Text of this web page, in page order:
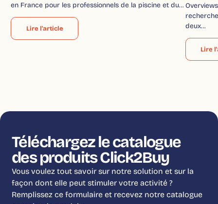
en France pour les professionnels de la piscine et du…
Lire l'article
deux…
Lire
Téléchargez le catalogue
des produits Click2Buy
Vous voulez tout savoir sur notre solution et sur la
façon dont elle peut stimuler votre activité ?
Remplissez ce formulaire et recevez notre catalogue